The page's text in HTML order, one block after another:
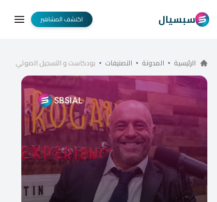
سبسيال اكتشف المشاهير
الرئيسية المدونة التصنيفات بودكاست و التسجيل الصوتي